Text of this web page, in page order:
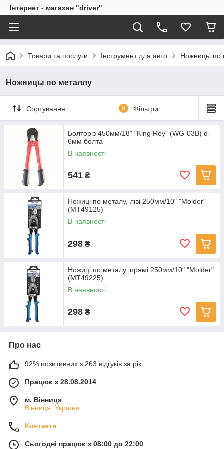
Інтернет - магазин "driver"
Товари та послуги Інструмент для авто Ножницы по
Ножницы по металлу
Сортування 0 Фільтри
Болторіз 450мм/18" "King Roy" (WG-03B) d-
6мм болта
В наявності
541 ₴
Ножиці по металу, ліві 250мм/10" "Molder"
(MT49125)
В наявності
298 ₴
Ножиці по металу, прямі 250мм/10" "Molder"
(MT49225)
В наявності
298 ₴
Про нас
92% позитивних з 263 відгуків за рік
Працює з 28.08.2014
м. Вінниця
Вінниця, Україна
Контакти
Сьогодні працює з 08:00 до 22:00